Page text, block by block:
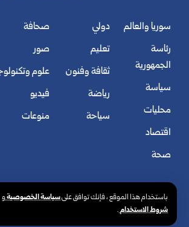
باستخدام هذا الموقع ، فإنك توافق علىسياسة الخصوصيةو
شروط الاستخدام.
سوريا والعالم
رئاسة
الجمهورية
سياسة
محليات
اقتصاد
صحة
دولي
تعليم
ثقافة وفنون
رياضة
سياحة
صحافة
صور
علوم
فيديو
منوعات
© الوكالة العربية السورية للأنباء. كافة الحقوق